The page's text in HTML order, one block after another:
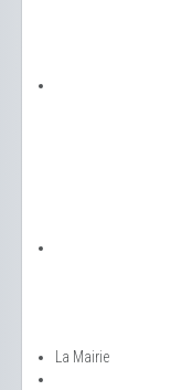
La Mairie